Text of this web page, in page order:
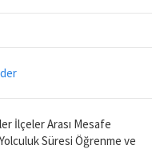
İlçeler Arası Mesafe
Süresi Öğrenme ve